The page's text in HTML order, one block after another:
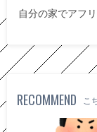
自分の家でアフ
RECOMMEND こ